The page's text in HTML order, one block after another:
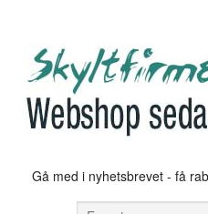
Gå med i nyhetsbrevet - få